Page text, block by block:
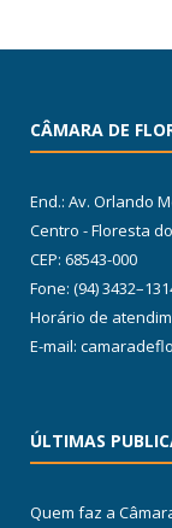
CÂMARA DE
End.: Av. Orlando
Centro - Floresta
CEP: 68543-000
Fone: (94)
Horário de
E-mail:
ÚLTIMAS
Quem faz a